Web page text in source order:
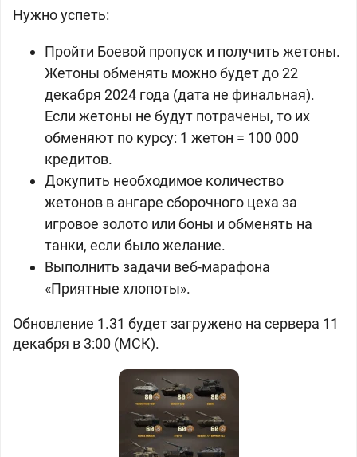
Нужно успеть:
Пройти Боевой пропуск и получить жетоны.
Жетоны обменять можно будет до 22
декабря 2024 года (дата не финальная).
Если жетоны не будут потрачены, то их
обменяют по курсу: 1 жетон = 100 000
кредитов.
Докупить необходимое количество
жетонов в ангаре сборочного цеха за
игровое золото или боны и обменять на
танки, если было желание.
Выполнить задачи веб-марафона
«Приятные хлопоты».
Обновление 1.31 будет загружено на сервера 11
декабря в 3:00 (МСК).